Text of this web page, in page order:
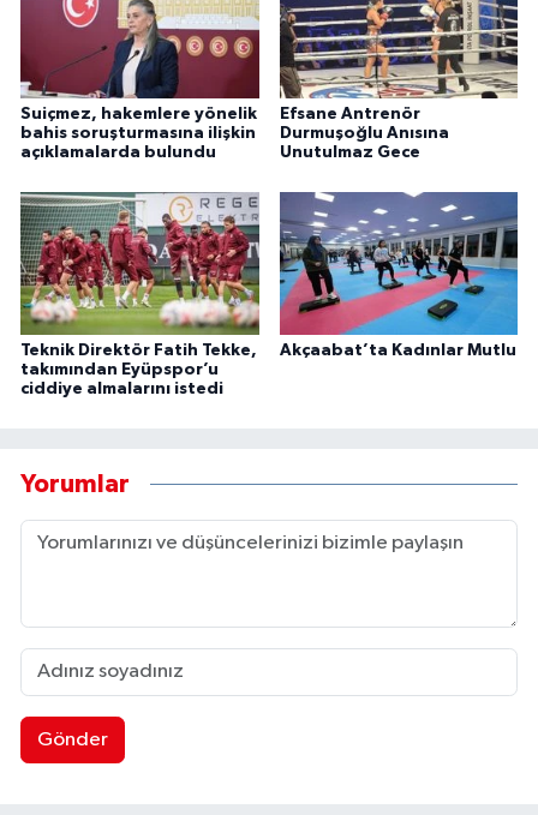
Suiçmez, hakemlere yönelik
bahis soruşturmasına ilişkin
açıklamalarda bulundu
Efsane Antrenör
Durmuşoğlu Anısına
Unutulmaz Gece
Teknik Direktör Fatih Tekke,
takımından Eyüpspor’u
ciddiye almalarını istedi
Akçaabat’ta Kadınlar Mutlu
Yorumlar
Gönder